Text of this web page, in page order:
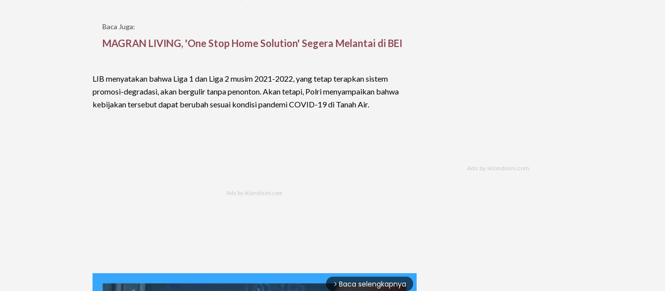
Baca Juga:
MAGRAN LIVING, 'One Stop Home Solution' Segera Melantai di BEI
LIB menyatakan bahwa Liga 1 dan Liga 2 musim 2021-2022, yang tetap terapkan sistem
promosi-degradasi, akan bergulir tanpa penonton. Akan tetapi, Polri menyampaikan bahwa
kebijakan tersebut dapat berubah sesuai kondisi pandemi COVID-19 di Tanah Air.
arrow_forward_ios Baca selengkapnya